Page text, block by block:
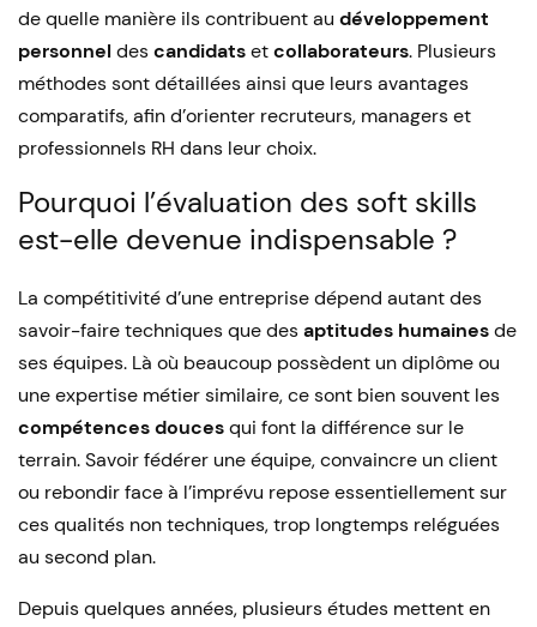
de quelle manière ils contribuent au développement
personnel descandidatsetcollaborateurs. Plusieurs
méthodes sont détaillées ainsi que leurs avantages
comparatifs, afin d’orienter recruteurs, managers et
professionnels RH dans leur choix.
Pourquoi l’évaluation des soft skills
est-elle devenue indispensable ?
La compétitivité d’une entreprise dépend autant des
savoir-faire techniques que desaptitudes humainesde
ses équipes. Là où beaucoup possèdent un diplôme ou
une expertise métier similaire, ce sont bien souvent les
compétences doucesqui font la différence sur le
terrain. Savoir fédérer une équipe, convaincre un client
ou rebondir face à l’imprévu repose essentiellement sur
ces qualités non techniques, trop longtemps reléguées
au second plan.
Depuis quelques années, plusieurs études mettent en